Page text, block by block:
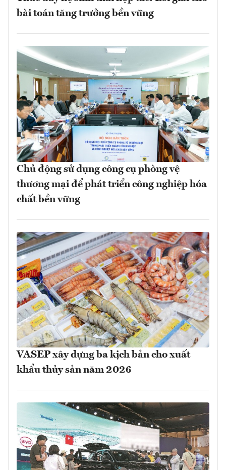
bài toán tăng trưởng bền vững
Chủ động sử dụng công cụ phòng vệ
thương mại để phát triển công nghiệp hóa
chất bền vững
VASEP xây dựng ba kịch bản cho xuất
khẩu thủy sản năm 2026